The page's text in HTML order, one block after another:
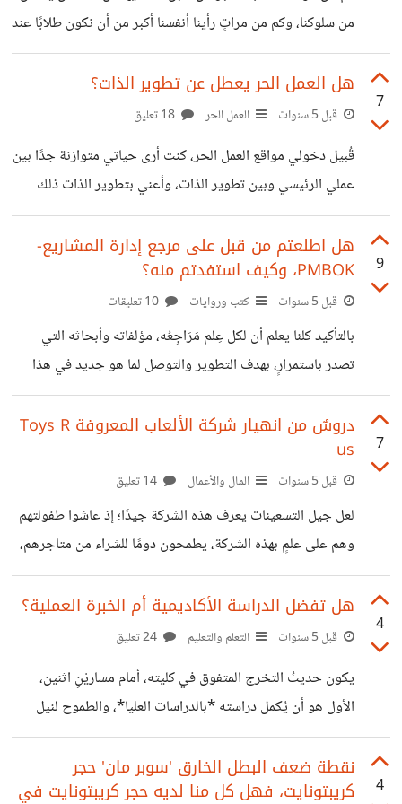
يحصل فيها، بدأت تلك الهواتف تشغل مهامًا كثيرةً مما كانت تقوم
من سلوكنا، وكم من مراتٍ رأينا أنفسنا أكبر من أن نكون طلابًا عند
شخص خبيرٍ بمجال ما، لمجرد أن سنه صغير مثلًا، وكم من
نجاحات كانت لتكون أكبر حجمًا، لو لم نركن لأنفسنا وتضخميها
لإنجازنا، فتجعلنا نخلد للراحة والركون.. إنها ببساطة *'الأنا'*.
هذا الكون، وهي الجزء الذي يرفض أن يكون عُرضةً للنقد، كما
ويحب المدح والثناء على الدوام.
7
هل العمل الحر يعطل عن تطوير الذات؟
قبل 5 سنوات العمل الحر
قُبيل دخولي مواقع العمل الحر، كنت أرى حياتي متوازنة جدًا بين
عملي الرئيسي وبين تطوير الذات، وأعني بتطوير الذات ذلك
شقين رئيسيين: الأول هو تقوية الاطلاع على مجالي الرئيسي
وما استجد فيه والازدياد من العلم الخاص به، عن طريق التحصُّل
على الكورسات والدورات التدريبية ومشاهدة مقاطع الفيديو ذات
الصلة. والشق الثاني هو تطوير المستوى الخاص بي في اللغة
الإنجليزية، عن طريق متابعة الأستاذ الفاضل إبراهيم عادل،
صاحب القناة المعروفة على يوتيوب، والتي تُسمى *بـ"
9
هل اطلعتم من قبل على مرجع إدارة المشاريع-
PMBOK، وكيف استفدتم منه؟
قبل 5 سنوات كتب وروايات
بالتأكيد كلنا يعلم أن لكل عِلم مَرَاجِعُه، مؤلفاته وأبحاثه التي
تصدر باستمرارٍ، بهدف التطوير والتوصل لما هو جديد في هذا
العِلم، وعلم 'إدارة المشاريع' هو فرعٌ من فروع العلم، فشأنه
كشأنهم في ذلك. ومن أهم المراجع والذي يعد المرجع الرئيسي
الرسمي الصادر من معهد إدارة المشاريع، وبالإنجليزية فيُسمّى ب:
'Project Management Institute-PMI'. يُعد الكتابُ
الدليل المعرفي لإدارة المشاريع، ‏وهو كتاب يقدم مجموعة من
صدر
7
دروسٌ من انهيار شركة الألعاب المعروفة Toys R
us
قبل 5 سنوات المال والأعمال
لعل جيل التسعينات يعرف هذه الشركة جيدًا؛ إذ عاشوا طفولتهم
وهم على علمٍ بهذه الشركة، يطمحون دومًا للشراء من متاجرهم،
لكن هل تعلمون أنها أعلنت إفلاسها وانهارت؟ وذلك بعدما كانت
تمتلك أكثر من ١٥٠٠ متجرًا حول العالم، فكيف حدث هذا؟ عقدت
الشركة سنة ٢٠٠٠ شراكةً لمدة عشر سنوات مع شركة أمازون، بأن
الإلكتروني لأمازون، مقابل أن تدفع الشركة سنويًا ٥٠ مليون دولارًا
إضافةً لنسبة من المبيعات. بهذه الشراكة، لم يصبح لشركة الألعاب
4
هل تفضل الدراسة الأكاديمية أم الخبرة العملية؟
قبل 5 سنوات التعلم والتعليم
يكون حديثُ التخرج المتفوق في كليته، أمام مساريْنِ اثنين،
الأول هو أن يُكمل دراسته *بالدراسات العليا*، والطموح لنيل
درجة الماجستير، ولا بأس بالدكتوراه. أما المسار الثاني فيتمثل
في طَوي صفحة الجامعة وتلمُّس الخطوات الأولى بسوق العمل
في الحياة العملية. فأيهما تُفضلون؟ من منظورٍ شخصي، متعلقٍ
4
نقطة ضعف البطل الخارق 'سوبر مان' حجر
كريبتونايت، فهل كل منا لديه حجر كريبتونايت في